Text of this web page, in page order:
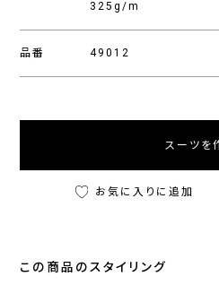
325g/m
品番 49012
スーツを
お気に入りに追加
この商品のスタイリング